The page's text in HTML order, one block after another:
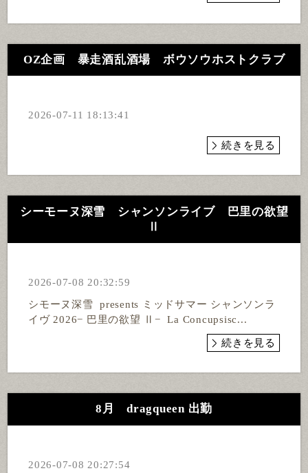
OZ企画 暴走酒乱酒場 ボウソウホストクラブ
2026-07-11 18:13:41
続きを見る
シーモーヌ深雪 シャンソンライブ 巴里の欲望
Ⅱ
2026-07-08 20:32:59
シモーヌ深雪 presents ミッドサマー シャンソンラ
イヴ 2026− 巴里の欲望 Ⅱ− La Concupsisc...
続きを見る
8月 dragqueen 出勤
2026-07-08 20:27:54